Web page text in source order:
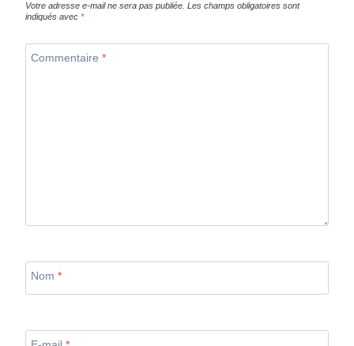
Votre adresse e-mail ne sera pas publiée. Les champs obligatoires sont
indiqués avec *
Commentaire *
Nom *